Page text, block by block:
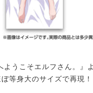
うこそエルフさん。』
等身大のサイズで再現！